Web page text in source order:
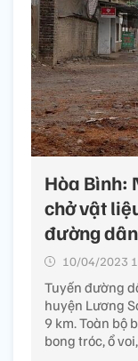
Hòa Bình:
chở vật
đường
10/04/2023
Tuyến đường
huyện Lương
9 km. Toàn bộ
bong tróc, ổ